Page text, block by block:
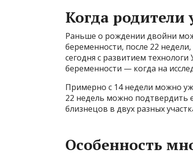
Когда родители
Раньше о рождении двойни
беременности, после 22
сегодня с развитием
беременности — когда на
Примерно с 14 недели можно
22 недель можно
близнецов в двух разных
Особенность